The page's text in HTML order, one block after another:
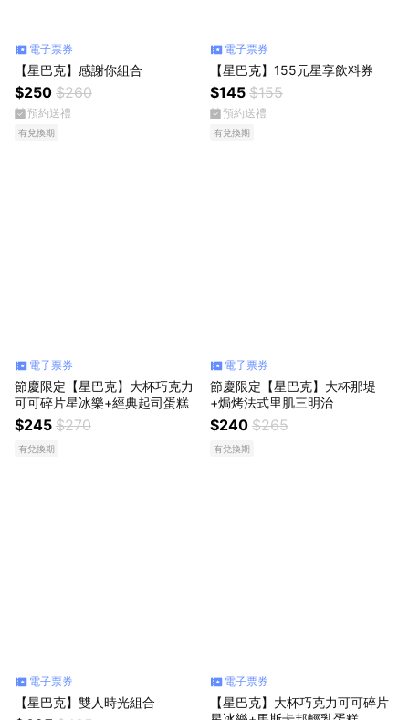
電子票券
【星巴克】感謝你組合
$250 $260
預約送禮
有兌換期
電子票券
【星巴克】155元星享飲料券
$145 $155
預約送禮
有兌換期
電子票券
節慶限定【星巴克】大杯巧克力
可可碎片星冰樂+經典起司蛋糕
$245 $270
有兌換期
電子票券
節慶限定【星巴克】大杯那堤
+焗烤法式里肌三明治
$240 $265
有兌換期
電子票券
【星巴克】雙人時光組合
電子票券
【星巴克】大杯巧克力可可碎片